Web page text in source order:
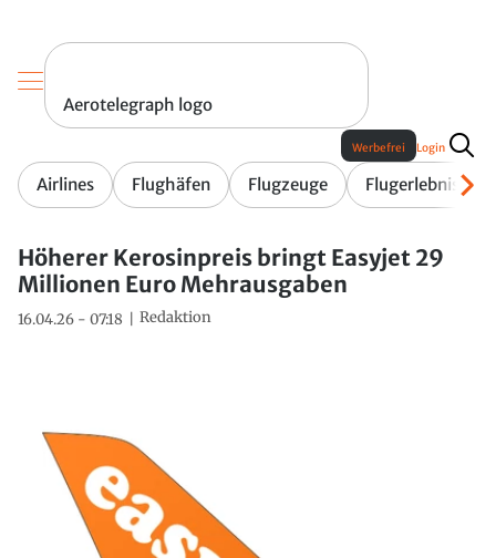
Aerotelegraph logo
Airlines Flughäfen Flugzeuge Flugerlebnis
Werbefrei Login
Höherer Kerosinpreis bringt Easyjet 29
Millionen Euro Mehrausgaben
16.04.26 - 07:18 Redaktion